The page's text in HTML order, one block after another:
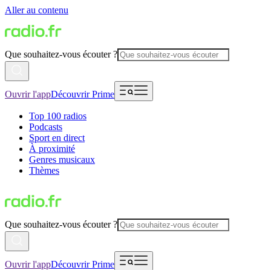
Aller au contenu
Que souhaitez-vous écouter ?
Ouvrir l'appDécouvrir Prime
Top 100 radios
Podcasts
Sport en direct
À proximité
Genres musicaux
Thèmes
Que souhaitez-vous écouter ?
Ouvrir l'appDécouvrir Prime